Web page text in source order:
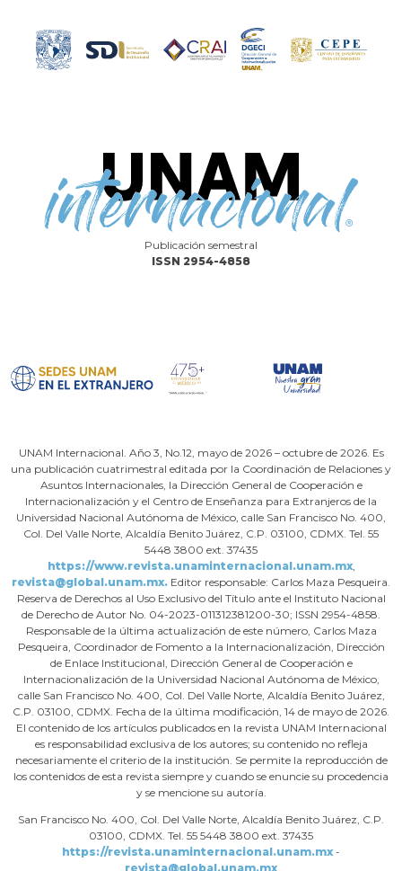
Publicación semestral
ISSN 2954-4858
UNAM Internacional. Año 3, No.12, mayo de 2026 – octubre de 2026. Es
una publicación cuatrimestral editada por la Coordinación de Relaciones y
Asuntos Internacionales, la Dirección General de Cooperación e
Internacionalización y el Centro de Enseñanza para Extranjeros de la
Universidad Nacional Autónoma de México, calle San Francisco No. 400,
Col. Del Valle Norte, Alcaldía Benito Juárez, C.P. 03100, CDMX. Tel. 55
5448 3800 ext. 37435
https://www.revista.unaminternacional.unam.mx,
revista@global.unam.mx. Editor responsable: Carlos Maza Pesqueira.
Reserva de Derechos al Uso Exclusivo del Título ante el Instituto Nacional
de Derecho de Autor No. 04-2023-011312381200-30; ISSN 2954-4858.
Responsable de la última actualización de este número, Carlos Maza
Pesqueira, Coordinador de Fomento a la Internacionalización, Dirección
de Enlace Institucional, Dirección General de Cooperación e
Internacionalización de la Universidad Nacional Autónoma de México,
calle San Francisco No. 400, Col. Del Valle Norte, Alcaldía Benito Juárez,
C.P. 03100, CDMX. Fecha de la última modificación, 14 de mayo de 2026.
El contenido de los artículos publicados en la revista UNAM Internacional
es responsabilidad exclusiva de los autores; su contenido no refleja
necesariamente el criterio de la institución. Se permite la reproducción de
los contenidos de esta revista siempre y cuando se enuncie su procedencia
y se mencione su autoría.
San Francisco No. 400, Col. Del Valle Norte, Alcaldía Benito Juárez, C.P.
03100, CDMX. Tel. 55 5448 3800 ext. 37435
https://revista.unaminternacional.unam.mx -
revista@global.unam.mx